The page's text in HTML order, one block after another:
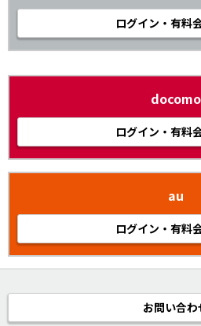
ログイン・有料
docomo
ログイン・有料
au
ログイン・有料
お問い合わ